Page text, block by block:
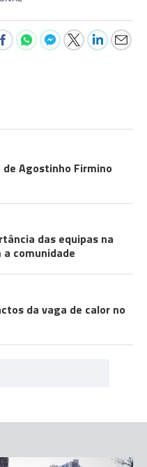
Agostinho Firmino
das equipas na
comunidade
da vaga de calor no